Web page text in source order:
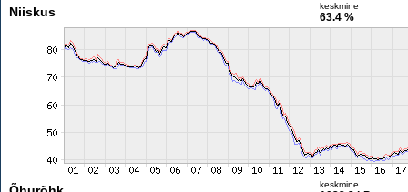
Niiskus keskmine
63.4 %
keskmine